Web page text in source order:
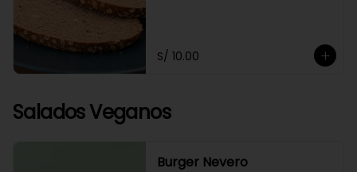
S/ 10.00
Salados Veganos
Burger Nevero